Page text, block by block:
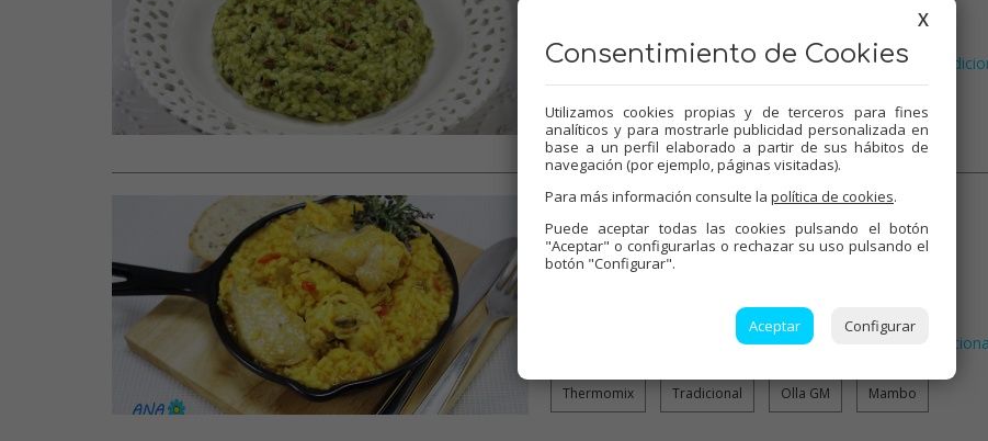
Verduras,Thermomix,Arroces ,Recetas para olla GM
…
Thermomix Tradicional Olla GM Mambo
Arroz con pollo al curry
73 Valoraciones
especia, un rico arroz c…
Arroces,Recetas para olla GM
Thermomix Tradicional Olla GM Mambo
X
Consentimiento de Cookies
Utilizamos cookies propias y de terceros para fines
analíticos y para mostrarle publicidad personalizada en
base a un perfil elaborado a partir de sus hábitos de
navegación (por ejemplo, páginas visitadas).
Para más información consulte la política de cookies.
Puede aceptar todas las cookies pulsando el botón
"Aceptar" o configurarlas o rechazar su uso pulsando el
botón "Configurar".
Aceptar Configurar